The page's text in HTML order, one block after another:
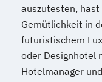
auszutesten, hast
Gemütlichkeit in
futuristischem
oder Designhotel
Hotelmanager